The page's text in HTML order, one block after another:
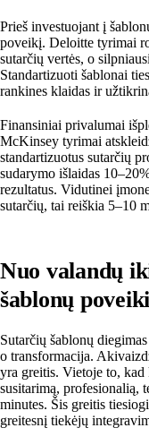
Prieš investuojant į
poveikį. Deloitte tyrimai
sutarčių vertės, o
Standartizuoti šablonai
rankines klaidas ir
Finansiniai privalumai
McKinsey tyrimai
standartizuotus sutarčių
sudarymo išlaidas
rezultatus. Vidutinei
sutarčių, tai reiškia 5–10
Nuo valandų
šablonų
Sutarčių šablonų
o transformacija.
yra greitis. Vietoje to, kad
susitarimą, profesionalią,
minutes. Šis greitis
greitesnį tiekėjų